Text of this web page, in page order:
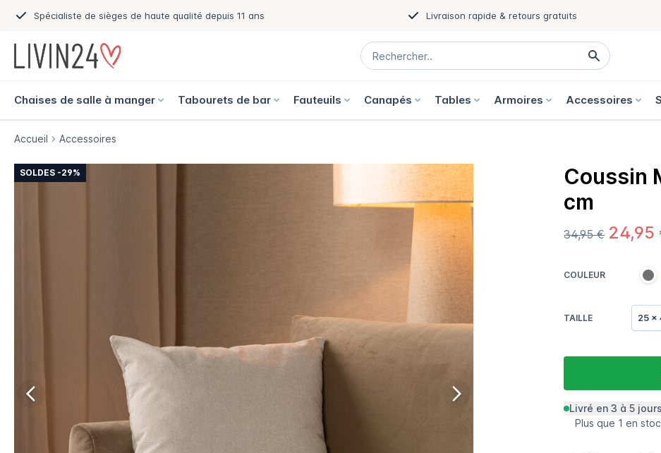
Spécialiste de sièges de haute qualité depuis 11 ans Livraison rapide & retours gratuits
Chaises de salle à manger Tabourets de bar Fauteuils Canapés Tables Armoires Accessoires
Accueil Accessoires
SOLDES -29%
Coussin
cm
34,95 € 24,95
COULEUR
TAILLE 25 x
Livré en 3 à 5
Plus que 1 en